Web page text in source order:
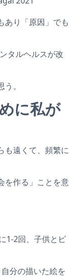
あり「原因」でも
タルヘルスが改
。
に私が
も遠くて、頻繁に
を作る」ことを意
1-2回、子供とビ
分の描いた絵を